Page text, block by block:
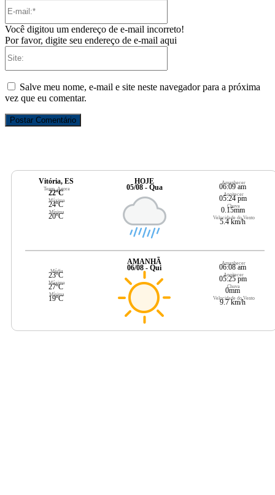
Você digitou um endereço de e-mail incorreto!
Por favor, digite seu endereço de e-mail aqui
Salve meu nome, e-mail e site neste navegador para a próxima
vez que eu comentar.
Vitória, ES
Temp. Agora
22ºC
Máxima
24ºC
Mínima
20ºC
HOJE
05/08 - Qua
Amanhecer
06:09 am
Anoitecer
05:24 pm
Chuva
0.15mm
Velocidade do Vento
5.4 km/h
Média
23ºC
Máxima
27ºC
Mínima
19ºC
AMANHÃ
06/08 - Qui
Amanhecer
06:08 am
Anoitecer
05:25 pm
Chuva
0mm
Velocidade do Vento
9.7 km/h